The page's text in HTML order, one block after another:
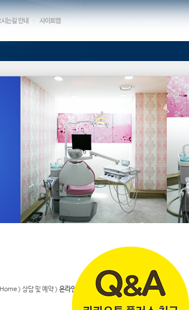
Home > 상담 및 예약 > 온라인상담